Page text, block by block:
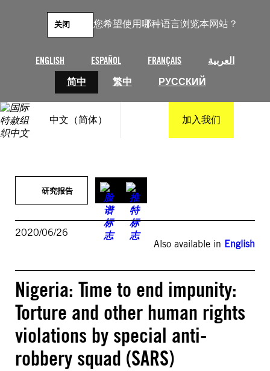
您希望使用哪种语言浏览本网站？
ENGLISH ESPAÑOL FRANÇAIS
العربية
简中
繁中 РУССКИЙ
关闭
中文（简体） 加入我们
研究报告
2020/06/26
Also available in English
Nigeria: Time to end impunity:
Torture and other human rights
violations by special anti-
robbery squad (SARS)